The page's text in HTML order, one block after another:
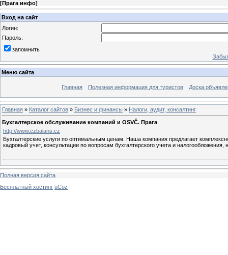
[Прага инфо]
Вход на сайт
Логин:
Пароль:
запомнить
Меню сайта
Главная Полезная информация для туристов Доска
Главная » Каталог сайтов » Бизнес и финансы » Налоги, аудит, консалтинг
Бухгалтерское обслуживание компаний и OSVČ. Прага
http://www.czbalans.cz
Бухгалтерские услуги по оптимальным ценам. Наша компания предлагает
кадровый учет, консультации по вопросам бухгалтерского учета и
Полная версия сайта
Бесплатный хостинг uCoz